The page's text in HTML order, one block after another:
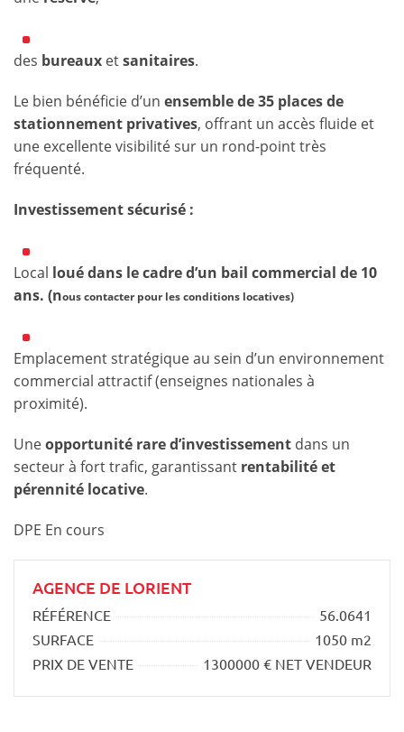
des bureaux etsanitaires.
Le bien bénéficie d’un ensemble de 35 places de
stationnement privatives, offrant un accès fluide et
une excellente visibilité sur un rond-point très
fréquenté.
Investissement sécurisé :
Local loué dans le cadre d’un bail commercial de 10
ans. (nous contacter pour les conditions locatives)
Emplacement stratégique au sein d’un environnement
commercial attractif (enseignes nationales à
proximité).
Uneopportunité rare d’investissement dans un
secteur à fort trafic, garantissant rentabilité et
pérennité locative.
DPE En cours
AGENCE DE LORIENT
RÉFÉRENCE
56.0641
SURFACE
1050 m2
PRIX DE VENTE
1300000 € NET VENDEUR